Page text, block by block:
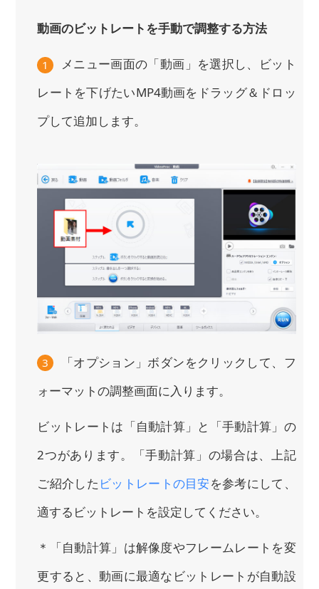
動画のビットレートを手動で調整する方法
1
メニュー画面の「動画」を選択し、ビット
レートを下げたいMP4動画をドラッグ＆ドロッ
プして追加します。
3
「オプション」ボダンをクリックして、フ
ォーマットの調整画面に入ります。
ビットレートは「自動計算」と「手動計算」の
2つがあります。「手動計算」の場合は、上記
ご紹介した ビットレートの目安を参考にして、
適するビットレートを設定してください。
＊「自動計算」は解像度やフレームレートを変
更すると、動画に最適なビットレートが自動設